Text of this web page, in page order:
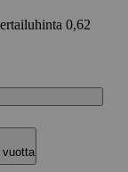
0,62
vuotta